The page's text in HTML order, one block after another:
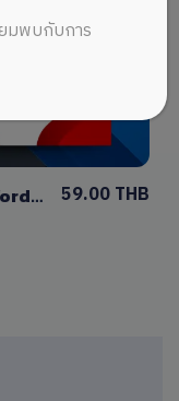
ไฟล์หน้าปกรานงานต่างๆ สีแดง ไฟล์ Word แก้ไขง่ายมาก พร้อมหน้าใส่เนื้อหา 59.00 THB
มพบกับการ